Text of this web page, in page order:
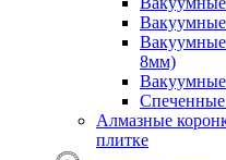
Вакуумные
8мм)
Алмазные
плитке